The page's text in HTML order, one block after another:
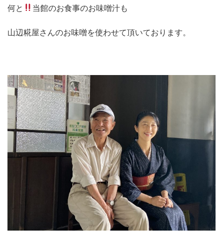
何と 当館のお食事のお味噌汁も
山辺糀屋さんのお味噌を使わせて頂いております。